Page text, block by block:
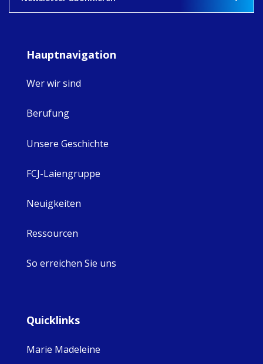
Hauptnavigation
Wer wir sind
Berufung
Unsere Geschichte
FCJ-Laiengruppe
Neuigkeiten
Ressourcen
So erreichen Sie uns
Quicklinks
Marie Madeleine